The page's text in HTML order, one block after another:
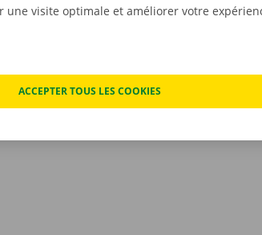
votre choix.
une visite optimale et améliorer votre
ACCEPTER TOUS LES COOKIES